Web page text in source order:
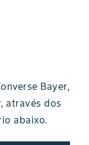
Bayer,
através dos
abaixo.